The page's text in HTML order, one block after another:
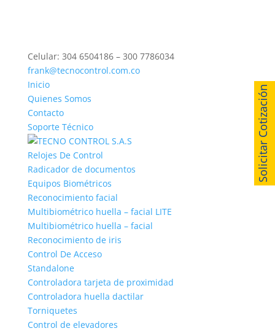
Celular: 304 6504186 – 300 7786034
frank@tecnocontrol.com.co
Inicio
Quienes Somos
Contacto
Soporte Técnico
Relojes De Control
Radicador de documentos
Equipos Biométricos
Reconocimiento facial
Multibiométrico huella – facial LITE
Multibiométrico huella – facial
Reconocimiento de iris
Control De Acceso
Standalone
Controladora tarjeta de proximidad
Controladora huella dactilar
Torniquetes
Control de elevadores
Solicitar Cotización